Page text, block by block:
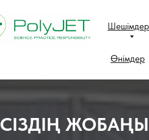
Өнімдер
Шешімдер
СІЗДІҢ